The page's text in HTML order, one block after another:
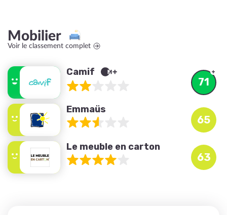
Mobilier
Voir le classement complet
Camif
71
Emmaüs
65
Le meuble en carton
63